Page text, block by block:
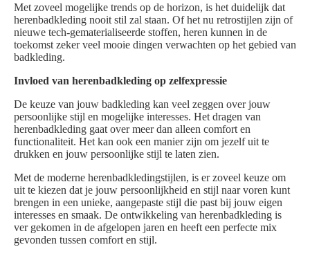
Met zoveel mogelijke trends op de horizon, is het duidelijk dat
herenbadkleding nooit stil zal staan. Of het nu retrostijlen zijn of
nieuwe tech-gematerialiseerde stoffen, heren kunnen in de
toekomst zeker veel mooie dingen verwachten op het gebied van
badkleding.
Invloed van herenbadkleding op zelfexpressie
De keuze van jouw badkleding kan veel zeggen over jouw
persoonlijke stijl en mogelijke interesses. Het dragen van
herenbadkleding gaat over meer dan alleen comfort en
functionaliteit. Het kan ook een manier zijn om jezelf uit te
drukken en jouw persoonlijke stijl te laten zien.
Met de moderne herenbadkledingstijlen, is er zoveel keuze om
uit te kiezen dat je jouw persoonlijkheid en stijl naar voren kunt
brengen in een unieke, aangepaste stijl die past bij jouw eigen
interesses en smaak. De ontwikkeling van herenbadkleding is
ver gekomen in de afgelopen jaren en heeft een perfecte mix
gevonden tussen comfort en stijl.